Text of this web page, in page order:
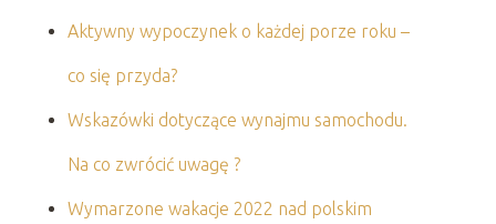
Aktywny wypoczynek o każdej porze roku –
co się przyda?
Wskazówki dotyczące wynajmu samochodu.
Na co zwrócić uwagę ?
Wymarzone wakacje 2022 nad polskim